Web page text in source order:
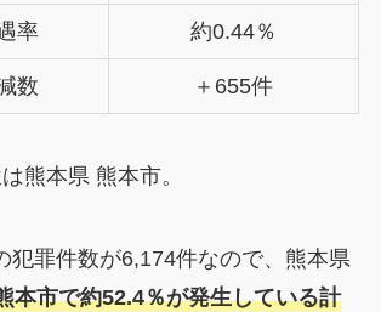
率 約0.44％
数 ＋655件
熊本県 熊本市。
犯罪件数が6,174件なので、熊本県
本市で約52.4％が発生している計